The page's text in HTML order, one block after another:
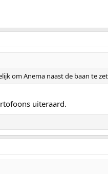
om Anema naast de baan te
uiteraard.